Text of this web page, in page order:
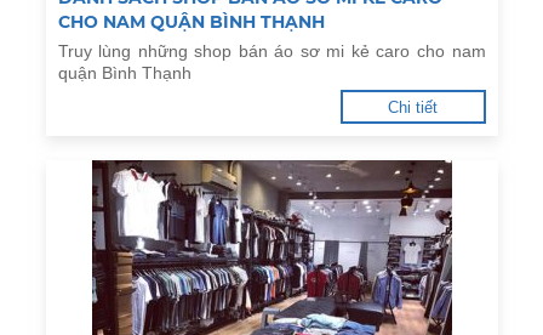
CHO NAM QUẬN BÌNH THẠNH
Truy lùng những shop bán áo sơ mi kẻ caro cho nam
quận Bình Thạnh
Chi tiết